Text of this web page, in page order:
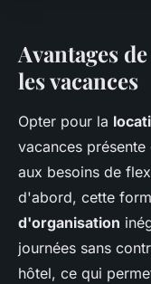
Avantages
les vacances
Opter pour la
vacances
aux besoins de
d'abord, cette
d'organisation
journées sans
hôtel, ce qui